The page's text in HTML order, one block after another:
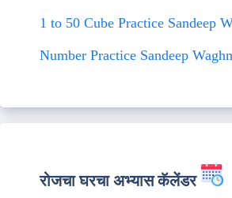
1 to 50 Cube Practice Sandeep
Number Practice Sandeep
रोजचा घरचा अभ्यास कॅलेंडर